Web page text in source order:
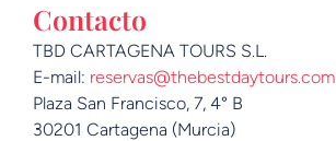
Contacto
TBD CARTAGENA TOURS S.L.
E-mail: reservas@thebestdaytours.com
Plaza San Francisco, 7, 4° B
30201 Cartagena (Murcia)